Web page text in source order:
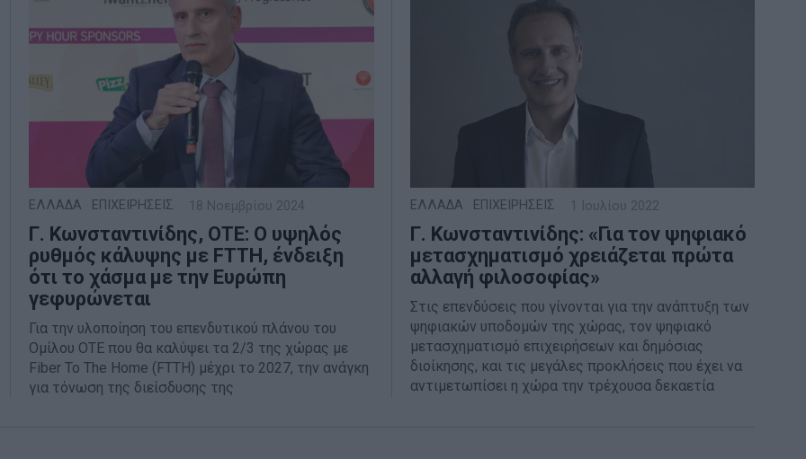
ΕΛΛΑΔΑ ΕΠΙΧΕΙΡΗΣΕΙΣ 18 Νοεμβρίου 2024
Γ. Κωνσταντινίδης, ΟΤΕ: Ο υψηλός
ρυθμός κάλυψης με FTTH, ένδειξη
ότι το χάσμα με την Ευρώπη
γεφυρώνεται
Για την υλοποίηση του επενδυτικού πλάνου του
Ομίλου ΟΤΕ που θα καλύψει τα 2/3 της χώρας με
Fiber To The Home (FTΤΗ) μέχρι το 2027, την ανάγκη
για τόνωση της διείσδυσης της
ΕΛΛΑΔΑ ΕΠΙΧΕΙΡΗΣΕΙΣ 1 Ιουλίου 2022
Γ. Κωνσταντινίδης: «Για τον ψηφιακό
μετασχηματισμό χρειάζεται πρώτα
αλλαγή φιλοσοφίας»
Στις επενδύσεις που γίνονται για την ανάπτυξη των
ψηφιακών υποδομών της χώρας, τον ψηφιακό
μετασχηματισμό επιχειρήσεων και δημόσιας
διοίκησης, και τις μεγάλες προκλήσεις που έχει να
αντιμετωπίσει η χώρα την τρέχουσα δεκαετία